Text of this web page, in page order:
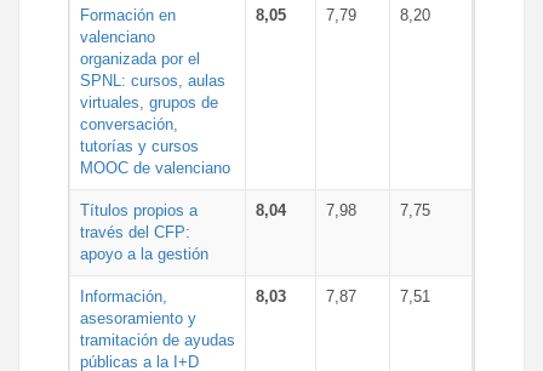
Formación en
valenciano
organizada por el
SPNL: cursos, aulas
virtuales, grupos de
conversación,
tutorías y cursos
MOOC de valenciano
8,05 7,79 8,20
Títulos propios a
través del CFP:
apoyo a la gestión
8,04 7,98 7,75
Información,
asesoramiento y
tramitación de ayudas
públicas a la I+D
8,03 7,87 7,51